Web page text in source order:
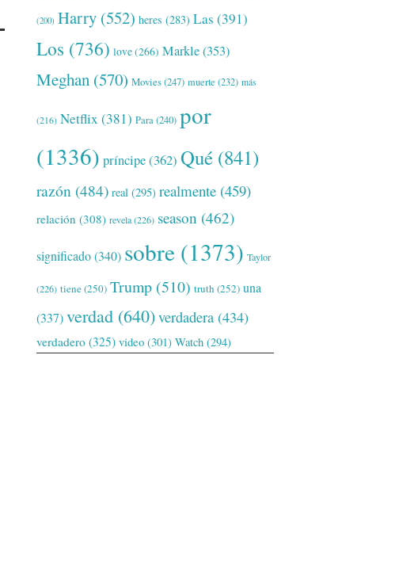
(200) Harry (552) heres (283) Las (391)
Los (736) love(266) Markle(353)
Meghan (570) Movies(247) muerte (232) más
(216) Netflix (381) Para(240) por
(1336) príncipe(362) Qué (841)
razón (484) real (295) realmente (459)
relación (308) revela(226) season (462)
significado(340) sobre (1373) Taylor
(226) tiene(250) Trump (510) truth (252) una
(337)verdad (640)verdadera (434)
verdadero (325) video (301) Watch (294)